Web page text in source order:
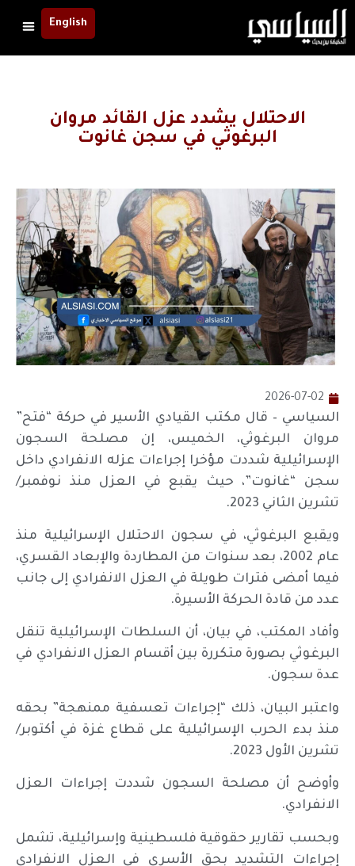
English
الاحتلال يشدد عزل القائد مروان
البرغوثي في سجن غانوت
2026-07-02
السياسي – قال مكتب القيادي الأسير في حركة “فتح”
مروان البرغوثي، الخميس، إن مصلحة السجون
الإسرائيلية شددت مؤخرا إجراءات عزله الانفرادي داخل
سجن “غانوت”، حيث يقبع في العزل منذ نوفمبر/
تشرين الثاني 2023.
ويقبع البرغوثي، في سجون الاحتلال الإسرائيلية منذ
عام 2002، بعد سنوات من المطاردة والإبعاد القسري،
فيما أمضى فترات طويلة في العزل الانفرادي إلى جانب
عدد من قادة الحركة الأسيرة.
وأفاد المكتب، في بيان، أن السلطات الإسرائيلية تنقل
البرغوثي بصورة متكررة بين أقسام العزل الانفرادي في
عدة سجون.
واعتبر البيان، ذلك “إجراءات تعسفية ممنهجة” بحقه
منذ بدء الحرب الإسرائيلية على قطاع غزة في أكتوبر/
تشرين الأول 2023.
وأوضح أن مصلحة السجون شددت إجراءات العزل
الانفرادي.
وبحسب تقارير حقوقية فلسطينية وإسرائيلية، تشمل
إجراءات التشديد بحق الأسرى في العزل الانفرادي